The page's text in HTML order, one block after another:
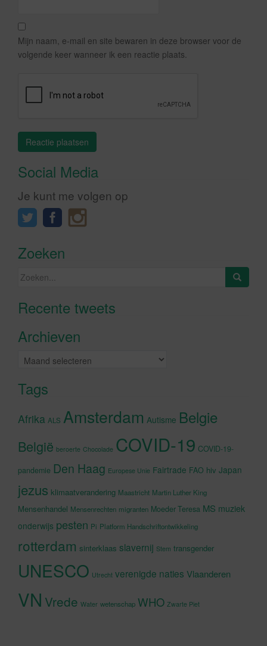
Mijn naam, e-mail en site bewaren in deze browser voor de
volgende keer wanneer ik een reactie plaats.
Social Media
Je kunt me volgen op
Zoeken
Zoeken
Recente tweetsKlik om marketing cookies te
Archieven
Archieven
Tags
Afrika ALS Amsterdam Autisme Belgie
België beroerte Chocolade COVID-19 COVID-19-
pandemie Den Haag Europese Unie Fairtrade FAO hiv Japan
jezus klimaatverandering Maastricht Martin Luther King
Mensenhandel Mensenrechten migranten Moeder Teresa MS muziek
onderwijs pesten Pi Platform Handschriftontwikkeling
rotterdam sinterklaas slavernij Stem transgender
UNESCO Utrecht verenigde naties Vlaanderen
VN Vrede Water wetenschap WHO Zwarte Piet